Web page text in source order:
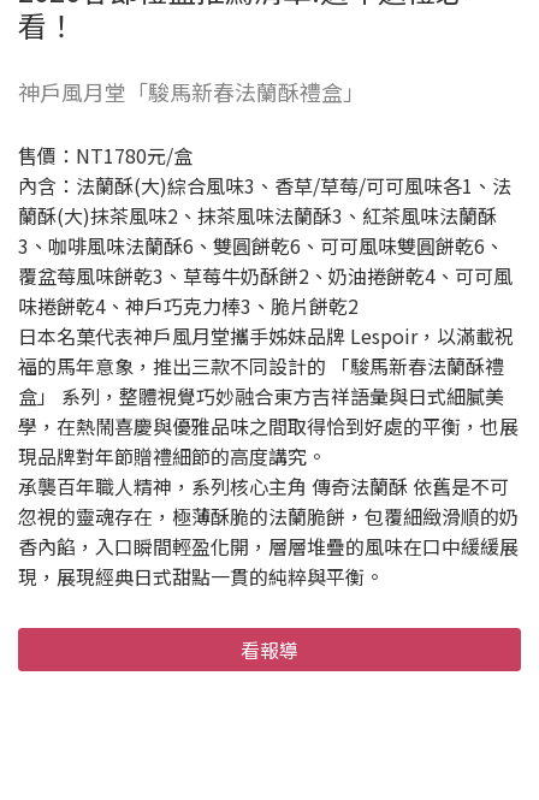
看！
神戶風月堂「駿馬新春法蘭酥禮盒」
售價：NT1780元/盒
內含：法蘭酥(大)綜合風味3、香草/草莓/可可風味各1、法
蘭酥(大)抹茶風味2、抹茶風味法蘭酥3、紅茶風味法蘭酥
3、咖啡風味法蘭酥6、雙圓餅乾6、可可風味雙圓餅乾6、
覆盆莓風味餅乾3、草莓牛奶酥餅2、奶油捲餅乾4、可可風
味捲餅乾4、神戶巧克力棒3、脆片餅乾2
日本名菓代表神戶風月堂攜手姊妹品牌 Lespoir，以滿載祝
福的馬年意象，推出三款不同設計的 「駿馬新春法蘭酥禮
盒」 系列，整體視覺巧妙融合東方吉祥語彙與日式細膩美
學，在熱鬧喜慶與優雅品味之間取得恰到好處的平衡，也展
現品牌對年節贈禮細節的高度講究。
承襲百年職人精神，系列核心主角 傳奇法蘭酥 依舊是不可
忽視的靈魂存在，極薄酥脆的法蘭脆餅，包覆細緻滑順的奶
香內餡，入口瞬間輕盈化開，層層堆疊的風味在口中緩緩展
現，展現經典日式甜點一貫的純粹與平衡。
看報導